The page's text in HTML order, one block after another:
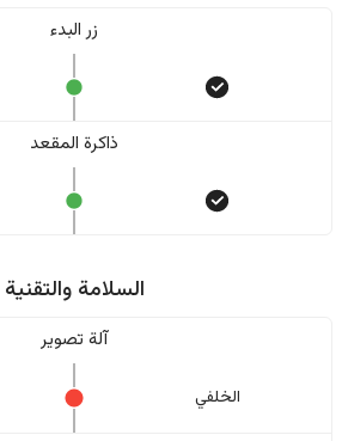
زر البدء
ذاكرة المقعد
السلامة والتقنية
آلة تصوير
الخلفي